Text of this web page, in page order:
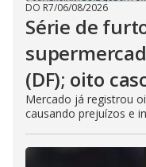
DO R7/06/08/2026
Série de
(DF); oito
Mercado já registrou
causando prejuízos e